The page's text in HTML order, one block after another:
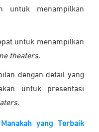
untuk menampilkan
untuk menampilkan
theaters.
dengan detail yang
untuk presentasi
yang Terbaik